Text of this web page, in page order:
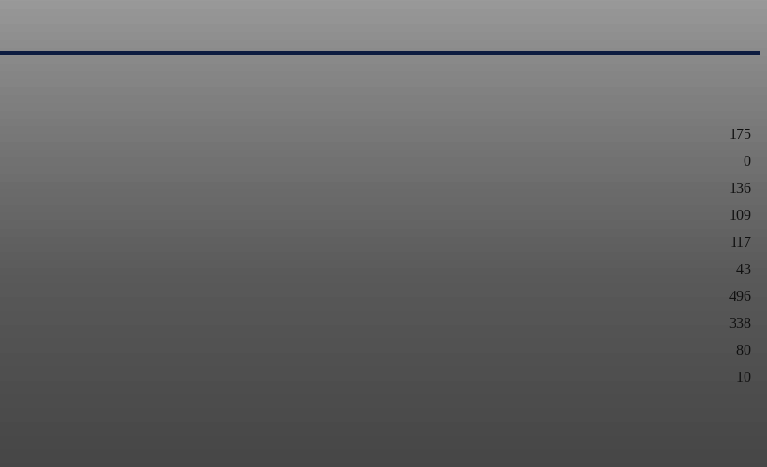
175
0
136
109
117
43
496
338
80
10